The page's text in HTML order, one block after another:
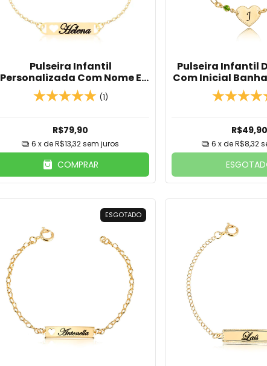
Pulseira Infantil
Personalizada Com Nome E
Detalhe Coração Vazado
Banhado Em Ouro 18K
(1)
R$79,90
6 x deR$13,32sem juros
COMPRAR
Pulseira Infantil
Com Inicial
18K
R$49,90
6 x deR$8,32
ESGOTADO